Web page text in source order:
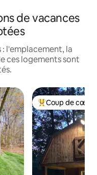
de vacances
: l'emplacement, la
ces logements sont
Coup de cœur
Coup de cœur